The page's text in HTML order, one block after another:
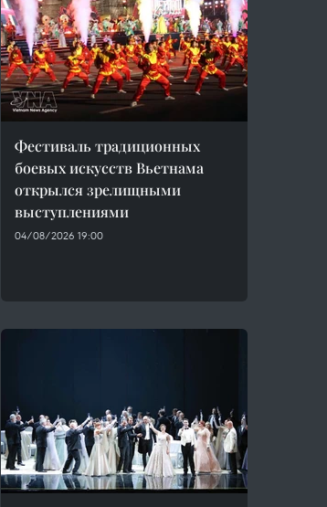
Фестиваль традиционных
боевых искусств Вьетнама
открылся зрелищными
выступлениями
04/08/2026 19:00